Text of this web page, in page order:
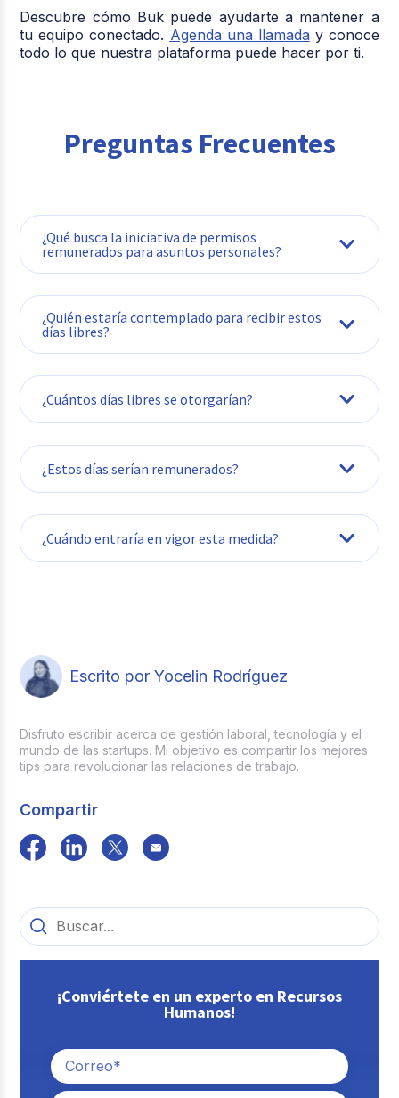
Descubre cómo Buk puede ayudarte a mantener a
tu equipo conectado. Agenda una llamada y conoce
todo lo que nuestra plataforma puede hacer por ti.
Preguntas Frecuentes
¿Qué busca la iniciativa de permisos
remunerados para asuntos personales?
¿Quién estaría contemplado para recibir estos
días libres?
¿Cuántos días libres se otorgarían?
días, sin embargo esto también puede estar
sujeto a cambios.
¿Estos días serían remunerados?
permisos con goce de sueldo, aunque esto
está sujeto a la regulación final que se
¿Cuándo entraría en vigor esta medida?
Escrito por Yocelin Rodríguez
Disfruto escribir acerca de gestión laboral, tecnología y el
mundo de las startups. Mi objetivo es compartir los mejores
tips para revolucionar las relaciones de trabajo.
Compartir
¡Conviértete en un experto en Recursos
Humanos!